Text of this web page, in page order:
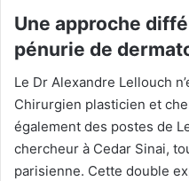
Une approche
pénurie de
Le Dr Alexandre Lellouch
Chirurgien plasticien et
également des postes de
chercheur à Cedar Sinai,
parisienne. Cette double